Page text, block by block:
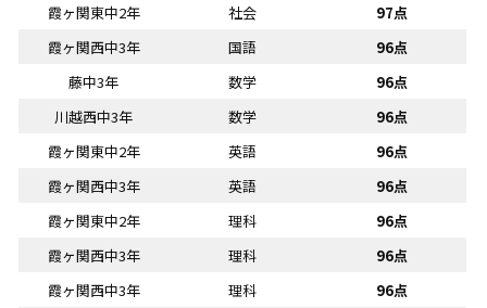
霞ヶ関東中2年
社会
97点
霞ヶ関西中3年
国語
96点
藤中3年
数学
96点
川越西中3年
数学
96点
霞ヶ関東中2年
英語
96点
霞ヶ関西中3年
英語
96点
霞ヶ関東中2年
理科
96点
霞ヶ関西中3年
理科
96点
霞ヶ関西中3年
理科
96点